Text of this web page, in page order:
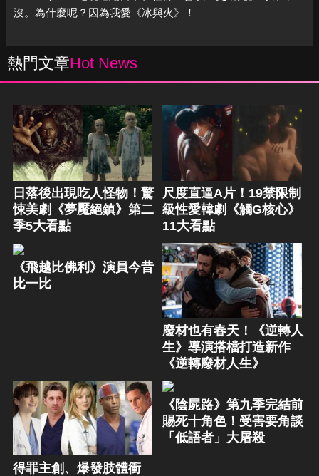
沒。為什麼呢？因為我愛《冰與火》！
熱門文章Hot News
日落後出現吃人怪物！驚
悚美劇《夢魘絕鎮》第二
季5大看點
尺度直逼A片！19禁限制
級性愛韓劇《觸G核心》
11大看點
《飛越比佛利》演員今昔
比一比
廢材也有春天！《逆轉人
生》導演搭檔打造新作
《逆轉廢材人生》
得罪主創、爆發肢體衝
《陰屍路》第九季完結前
賜死十角色！受害要角談
「低語者」大屠殺